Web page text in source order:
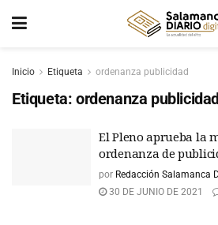
Inicio Etiqueta ordenanza publicidad
Etiqueta: ordenanza
El Pleno aprueba la
ordenanza de
por Redacción Salamanca
30 DE JUNIO DE 2021